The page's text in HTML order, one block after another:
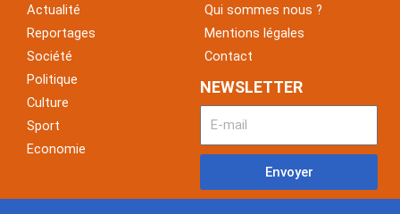
o
o
k
Actualité
Reportages
Société
Politique
Culture
Sport
Economie
Qui sommes nous ?
Mentions légales
Contact
NEWSLETTER
Envoyer